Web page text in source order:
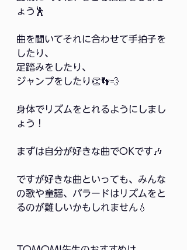
ょう🕺
曲を聞いてそれに合わせて手拍子を
したり、
足踏みをしたり、
ジャンプをしたり👏👣💨
身体でリズムをとれるようにしまし
ょう！
まずは自分が好きな曲でOKです🎶
ですが好きな曲といっても、みんな
の歌や童謡、バラードはリズムをと
るのが難しいかもしれません💧